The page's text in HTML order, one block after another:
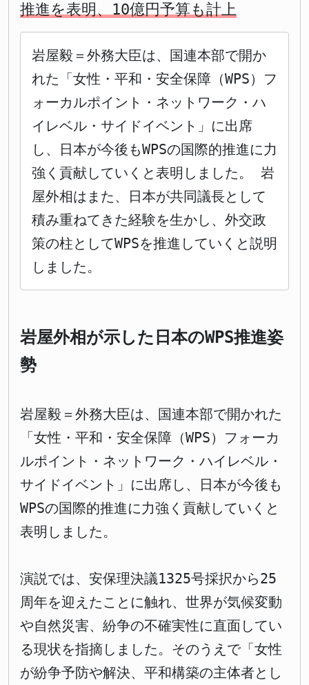
推進を表明、10億円予算も計上
岩屋毅＝外務大臣は、国連本部で開か
れた「女性・平和・安全保障（WPS）フ
ォーカルポイント・ネットワーク・ハ
イレベル・サイドイベント」に出席
し、日本が今後もWPSの国際的推進に力
強く貢献していくと表明しました。 岩
屋外相はまた、日本が共同議長として
積み重ねてきた経験を生かし、外交政
策の柱としてWPSを推進していくと説明
しました。
岩屋外相が示した日本のWPS推進姿
勢
岩屋毅＝外務大臣は、国連本部で開かれた
「女性・平和・安全保障（WPS）フォーカ
ルポイント・ネットワーク・ハイレベル・
サイドイベント」に出席し、日本が今後も
WPSの国際的推進に力強く貢献していくと
表明しました。
演説では、安保理決議1325号採択から25
周年を迎えたことに触れ、世界が気候変動
や自然災害、紛争の不確実性に直面してい
る現状を指摘しました。そのうえで「女性
が紛争予防や解決、平和構築の主体者とし